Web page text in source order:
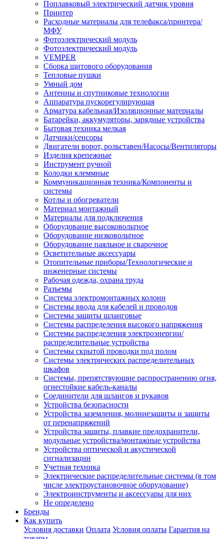
Поплавковый электрический датчик уровня
Принтер
Расходные материалы для телефакса/принтера/
МФУ
Фотоэлектрический модуль
Фотоэлектрический модуль
VEMPER
Сборка щитового оборудования
Тепловые пушки
Умный дом
Антенны и спутниковые технологии
Аппаратура пускорегулирующая
Арматура кабельная/Изоляционные материалы
Батарейки, аккумуляторы, зарядные устройства
Бытовая техника мелкая
Датчики/сенсоры
Двигатели ворот, рольставен/Насосы/Вентиляторы
Изделия крепежные
Инструмент ручной
Колодки клеммные
Коммуникационная техника/Компоненты и
системы
Котлы и обогреватели
Материал монтажный
Материалы для подключения
Оборудование высоковольтное
Оборудование низковольтное
Оборудование паяльное и сварочное
Осветительные аксессуары
Отопительные приборы/Технологические и
инженерные системы
Рабочая одежда, охрана труда
Разъемы
Система электромонтажных колонн
Системы ввода для кабелей и проводов
Системы защиты шланговые
Системы распределения высокого напряжения
Системы распределения электроэнергии/
распределительные устройства
Системы скрытой проводки под полом
Системы электрических распределительных
шкафов
Системы, препятствующие распространению огня,
огнестойкие кабель-каналы
Соединители для шлангов и рукавов
Устройства безопасности
Устройства заземления, молниезащиты и защиты
от перенапряжений
Устройства защиты, плавкие предохранители,
модульные устройства/монтажные устройства
Устройства оптической и акустической
сигнализации
Учетная техника
Электрические распределительные системы (в том
числе электроустановочное оборудование)
Электроинструменты и аксессуары для них
Не определено
Бренды
Как купить
Условия доставки Оплата Условия оплаты Гарантия на